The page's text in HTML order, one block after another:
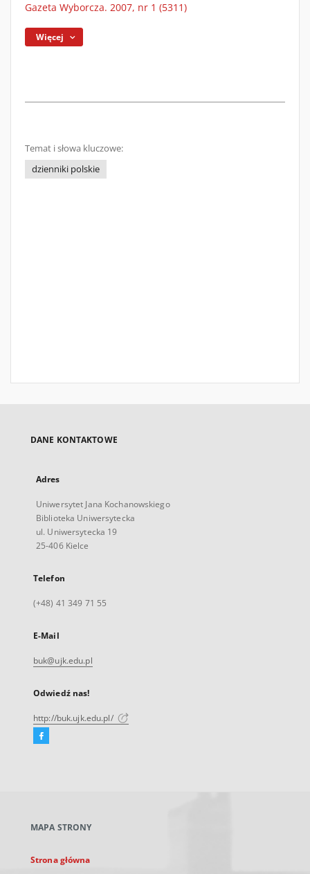
Gazeta Wyborcza. 2007, nr 1 (5311)
Więcej
Temat i słowa kluczowe:
dzienniki polskie
DANE KONTAKTOWE
Adres
Uniwersytet Jana Kochanowskiego
Biblioteka Uniwersytecka
ul. Uniwersytecka 19
25-406 Kielce
Telefon
(+48) 41 349 71 55
E-Mail
buk@ujk.edu.pl
Odwiedź nas!
http://buk.ujk.edu.pl/
Facebook
karcie
MAPA STRONY
Strona główna